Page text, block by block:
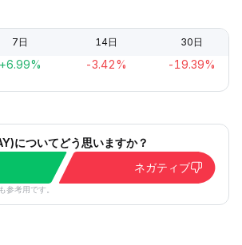
7日 14日 30日
+6.99% -3.42% -19.39%
についてどう思いますか？
ネガティブ
参考用です。